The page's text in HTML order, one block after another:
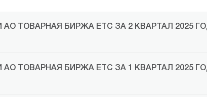
ТОВАРНАЯ БИРЖА ЕТС ЗА 2 КВАРТАЛ 2025
ТОВАРНАЯ БИРЖА ЕТС ЗА 1 КВАРТАЛ 2025